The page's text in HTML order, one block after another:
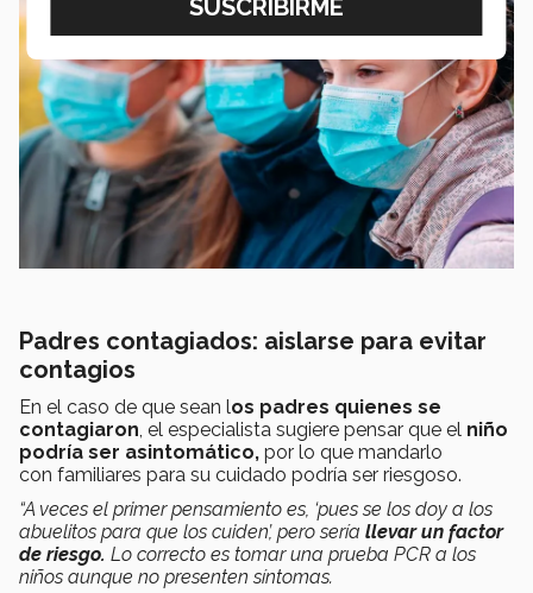
Padres contagiados: aislarse para evitar
contagios
En el caso de que sean los padres quienes se
contagiaron, el especialista sugiere pensar que el niño
podría ser asintomático, por lo que mandarlo
con familiares para su cuidado podría ser riesgoso.
“A veces el primer pensamiento es, ‘pues se los doy a los
abuelitos para que los cuiden’, pero sería llevar un factor
de riesgo. Lo correcto es tomar una prueba PCR a los
niños aunque no presenten síntomas.